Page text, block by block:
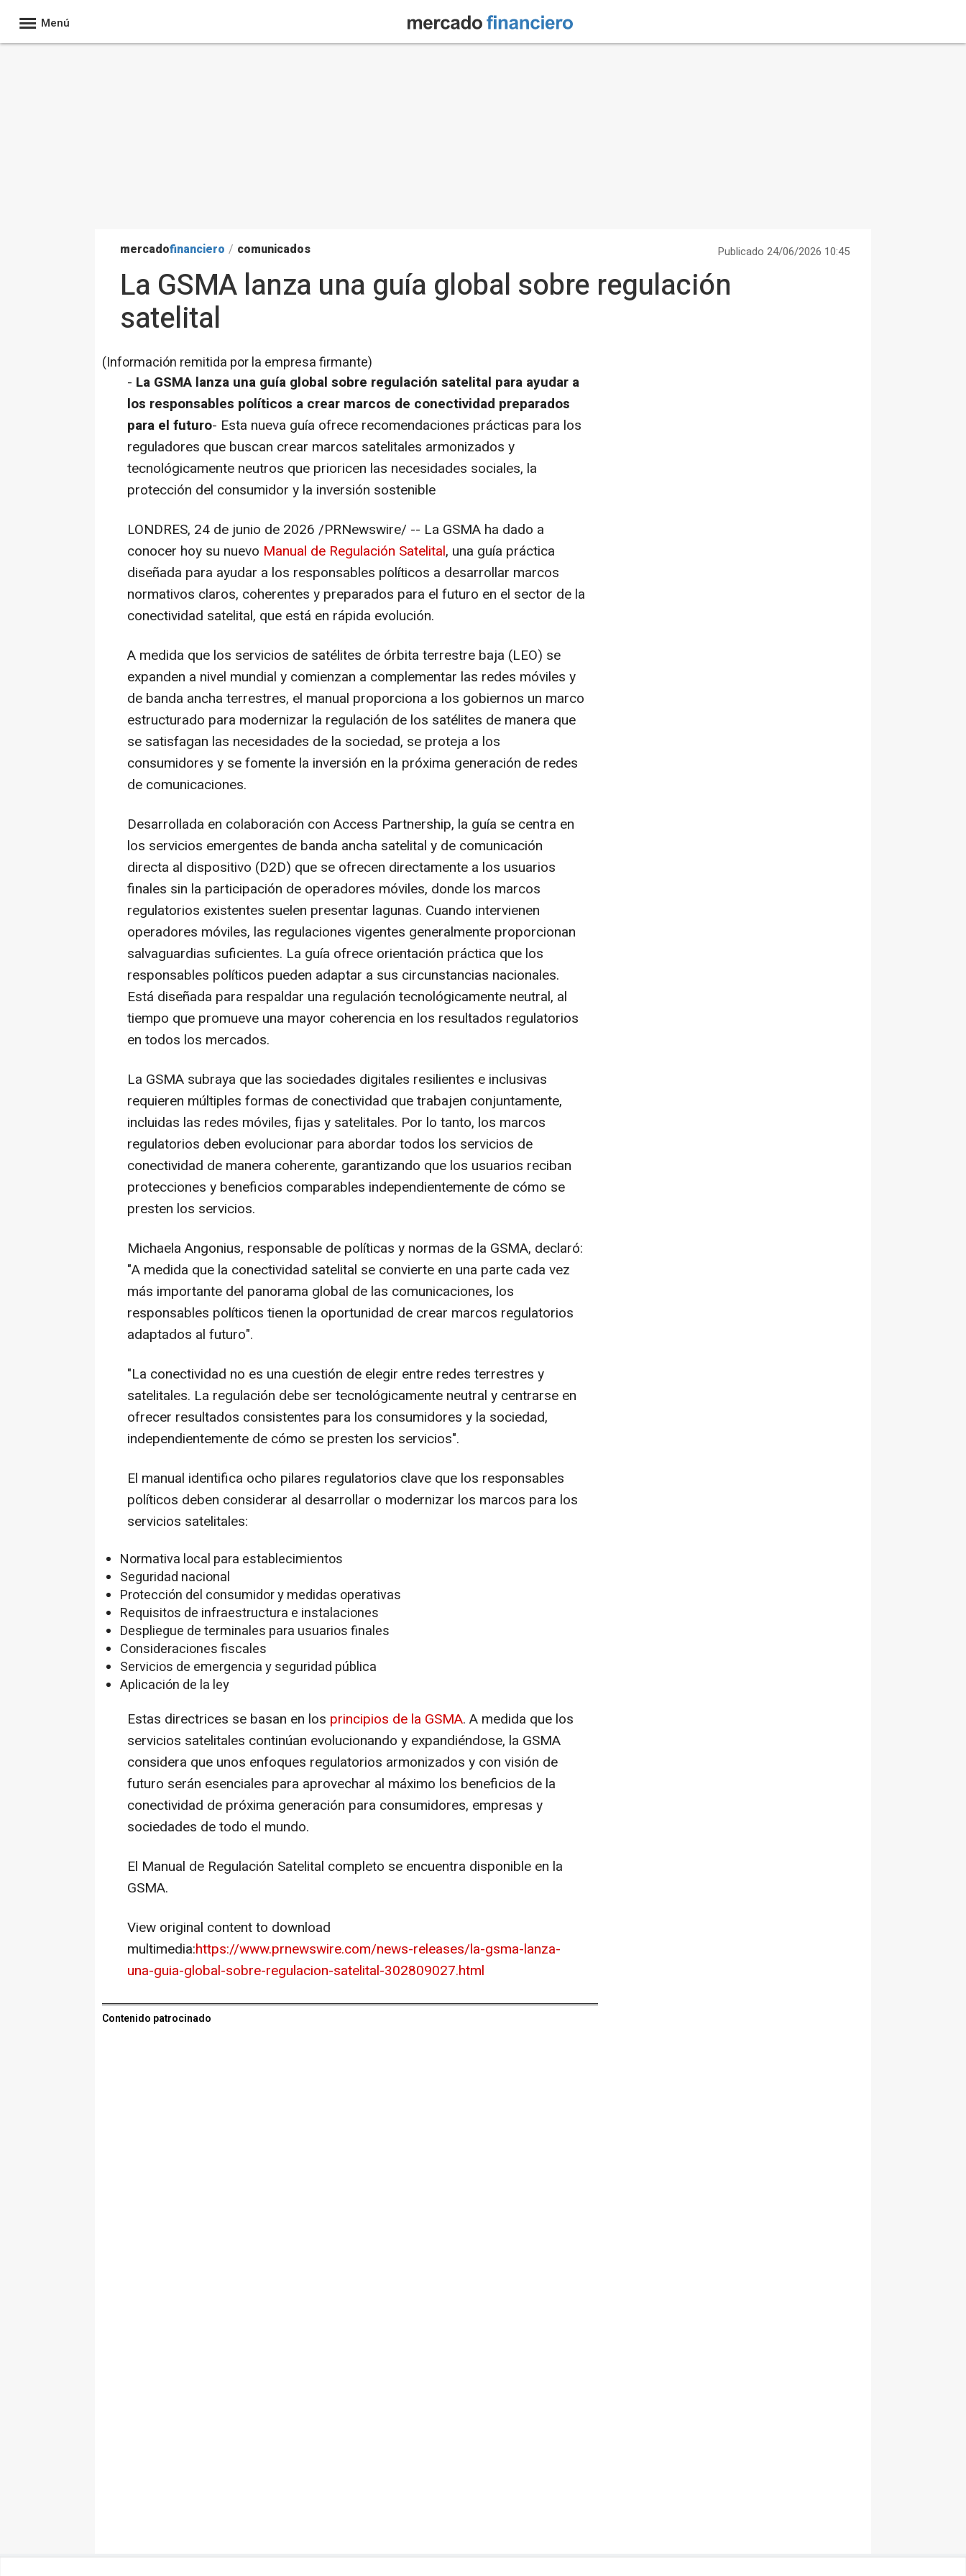
Menú
mercadofinanciero / comunicados Publicado 24/06/2026 10:45
La GSMA lanza una guía global sobre regulación
satelital
(Información remitida por la empresa firmante)
- La GSMA lanza una guía global sobre regulación satelital para ayudar a
los responsables políticos a crear marcos de conectividad preparados
para el futuro- Esta nueva guía ofrece recomendaciones prácticas para los
reguladores que buscan crear marcos satelitales armonizados y
tecnológicamente neutros que prioricen las necesidades sociales, la
protección del consumidor y la inversión sostenible
LONDRES, 24 de junio de 2026 /PRNewswire/ -- La GSMA ha dado a
conocer hoy su nuevo Manual de Regulación Satelital, una guía práctica
diseñada para ayudar a los responsables políticos a desarrollar marcos
normativos claros, coherentes y preparados para el futuro en el sector de la
conectividad satelital, que está en rápida evolución.
A medida que los servicios de satélites de órbita terrestre baja (LEO) se
expanden a nivel mundial y comienzan a complementar las redes móviles y
de banda ancha terrestres, el manual proporciona a los gobiernos un marco
estructurado para modernizar la regulación de los satélites de manera que
se satisfagan las necesidades de la sociedad, se proteja a los
consumidores y se fomente la inversión en la próxima generación de redes
de comunicaciones.
Desarrollada en colaboración con Access Partnership, la guía se centra en
los servicios emergentes de banda ancha satelital y de comunicación
directa al dispositivo (D2D) que se ofrecen directamente a los usuarios
finales sin la participación de operadores móviles, donde los marcos
regulatorios existentes suelen presentar lagunas. Cuando intervienen
operadores móviles, las regulaciones vigentes generalmente proporcionan
salvaguardias suficientes. La guía ofrece orientación práctica que los
responsables políticos pueden adaptar a sus circunstancias nacionales.
Está diseñada para respaldar una regulación tecnológicamente neutral, al
tiempo que promueve una mayor coherencia en los resultados regulatorios
en todos los mercados.
La GSMA subraya que las sociedades digitales resilientes e inclusivas
requieren múltiples formas de conectividad que trabajen conjuntamente,
incluidas las redes móviles, fijas y satelitales. Por lo tanto, los marcos
regulatorios deben evolucionar para abordar todos los servicios de
conectividad de manera coherente, garantizando que los usuarios reciban
protecciones y beneficios comparables independientemente de cómo se
presten los servicios.
Michaela Angonius, responsable de políticas y normas de la GSMA, declaró:
"A medida que la conectividad satelital se convierte en una parte cada vez
más importante del panorama global de las comunicaciones, los
responsables políticos tienen la oportunidad de crear marcos regulatorios
adaptados al futuro".
"La conectividad no es una cuestión de elegir entre redes terrestres y
satelitales. La regulación debe ser tecnológicamente neutral y centrarse en
ofrecer resultados consistentes para los consumidores y la sociedad,
independientemente de cómo se presten los servicios".
El manual identifica ocho pilares regulatorios clave que los responsables
políticos deben considerar al desarrollar o modernizar los marcos para los
servicios satelitales:
Normativa local para establecimientos
Seguridad nacional
Protección del consumidor y medidas operativas
Requisitos de infraestructura e instalaciones
Despliegue de terminales para usuarios finales
Consideraciones fiscales
Servicios de emergencia y seguridad pública
Aplicación de la ley
Estas directrices se basan en los principios de la GSMA. A medida que los
servicios satelitales continúan evolucionando y expandiéndose, la GSMA
considera que unos enfoques regulatorios armonizados y con visión de
futuro serán esenciales para aprovechar al máximo los beneficios de la
conectividad de próxima generación para consumidores, empresas y
sociedades de todo el mundo.
El Manual de Regulación Satelital completo se encuentra disponible en la
GSMA.
View original content to download
multimedia:https://www.prnewswire.com/news-releases/la-gsma-lanza-
una-guia-global-sobre-regulacion-satelital-302809027.html
Contenido patrocinado